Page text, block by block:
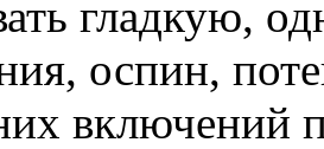
гладкую,
оспин,
включений